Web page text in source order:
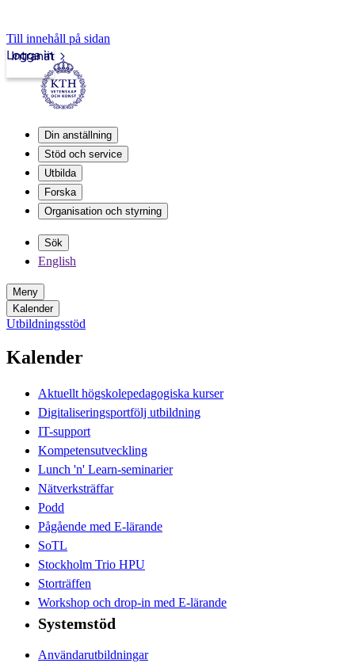
Till innehåll på sidan
Intranät
Logga in
Din anställning
Stöd och service
Utbilda
Forska
Organisation och styrning
Sök
English
Meny
Kalender
Utbildningsstöd
Kalender
Aktuellt högskolepedagogiska kurser
Digitaliseringsportfölj utbildning
IT-support
Kompetensutveckling
Lunch 'n' Learn-seminarier
Nätverksträffar
Podd
Pågående med E-lärande
SoTL
Stockholm Trio HPU
Storträffen
Workshop och drop-in med E-lärande
Systemstöd
Användarutbildningar